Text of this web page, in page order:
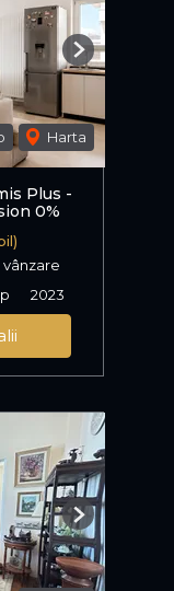
Harta
Next
Plus -
0%
2023
Next